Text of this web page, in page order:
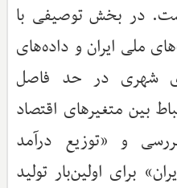
در بخش توصیفی با
ملی ایران و داده‌های
شهری در حد فاصل
تا 1397، ارتباط بین متغیرهای اقتصاد
و «توزیع درآمد
برای اولین‌بار تولید